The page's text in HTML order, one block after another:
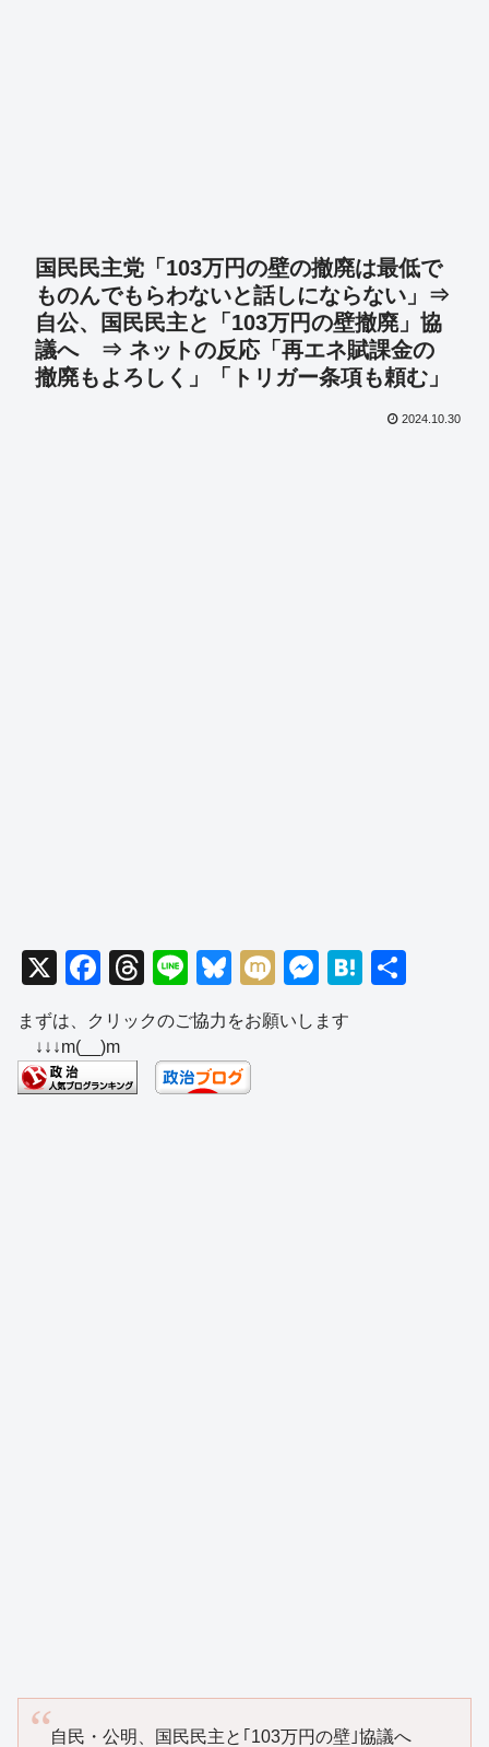
国民民主党「103万円の壁の撤廃は最低で
ものんでもらわないと話しにならない」⇒
自公、国民民主と「103万円の壁撤廃」協
議へ ⇒ ネットの反応「再エネ賦課金の
撤廃もよろしく」「トリガー条項も頼む」
2024.10.30
X
F
a
c
e
b
T
hr
e
a
d
Li
n
e
Bl
u
e
sk
y
M
ixi
M
e
ss
H
まずは、クリックのご協力をお願いします
↓↓↓m(__)m
自民・公明、国民民主と｢103万円の壁｣協議へ